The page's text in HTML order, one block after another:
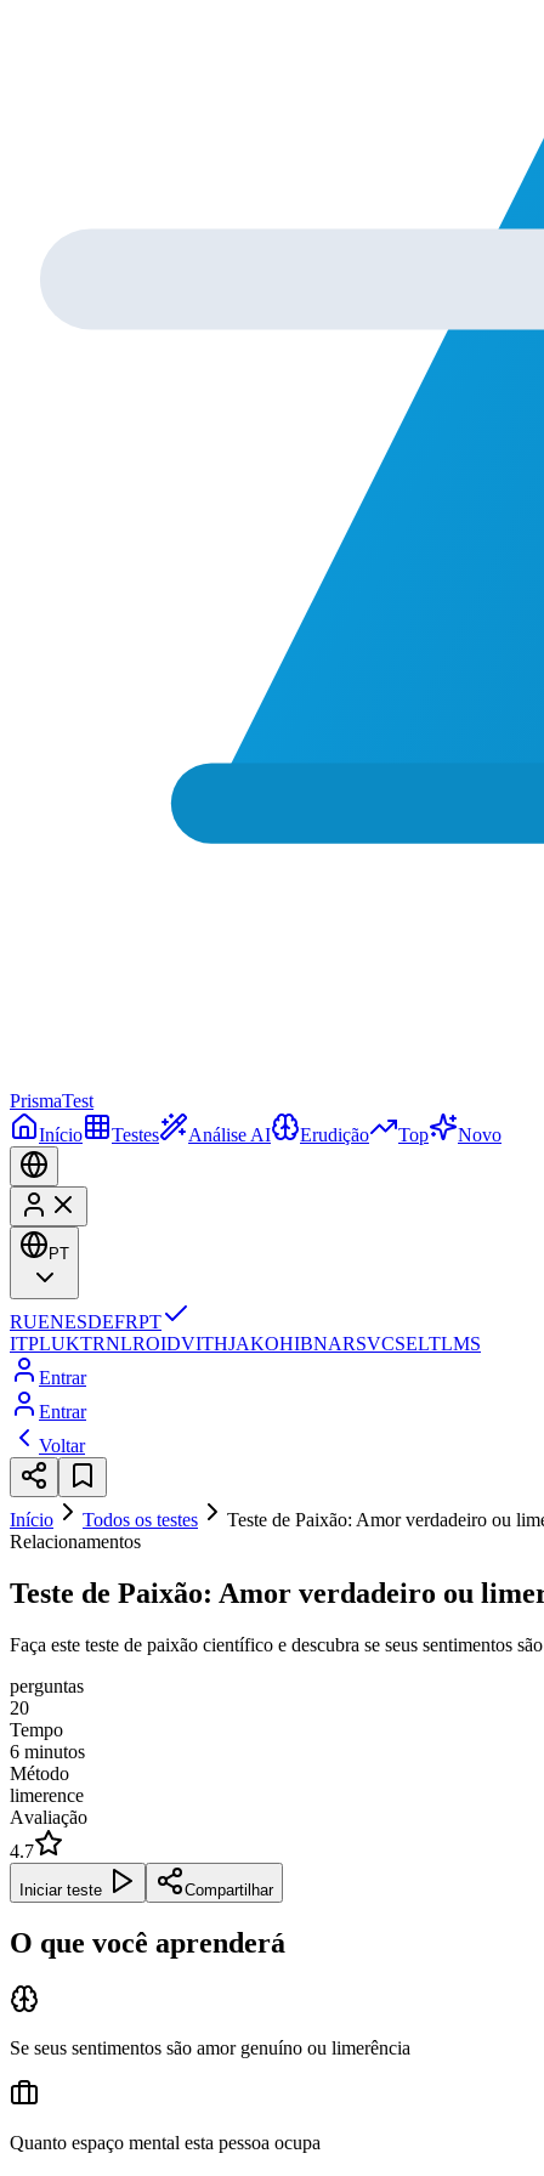
PrismaTest
Início
Testes Análise AI Erudição Top Novo
PT
RUENESDEFRPT
ITPLUKTRNLROIDVITHJAKOHIBNARSVCSELTLMS
Entrar
Entrar
Voltar
Início Todos os testes
Teste de Paixão: Amor verdadeiro ou
Relacionamentos
Teste de Paixão: Amor verdadeiro ou
Faça este teste de paixão científico e descubra se seus sentimentos
perguntas
20
Tempo
6 minutos
Método
limerence
Avaliação
4.7
Iniciar teste Compartilhar
O que você aprenderá
Se seus sentimentos são amor genuíno ou limerência
Quanto espaço mental esta pessoa ocupa